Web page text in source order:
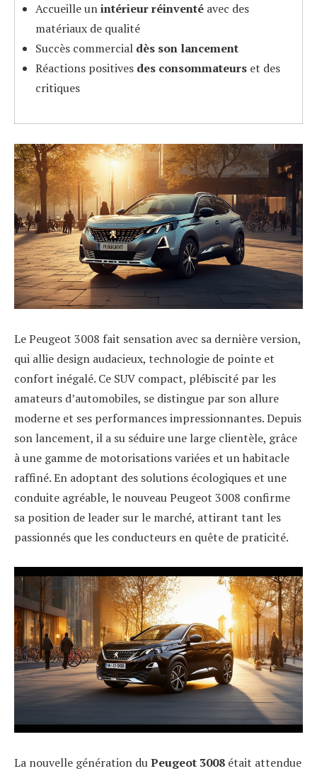
Accueille unintérieur réinventéavec des
matériaux de qualité
Succès commercial dès son lancement
Réactions positives des consommateurset des
critiques
Le Peugeot 3008 fait sensation avec sa dernière version,
qui allie design audacieux, technologie de pointe et
confort inégalé. Ce SUV compact, plébiscité par les
amateurs d’automobiles, se distingue par son allure
moderne et ses performances impressionnantes. Depuis
son lancement, il a su séduire une large clientèle, grâce
à une gamme de motorisations variées et un habitacle
raffiné. En adoptant des solutions écologiques et une
conduite agréable, le nouveau Peugeot 3008 confirme
sa position de leader sur le marché, attirant tant les
passionnés que les conducteurs en quête de praticité.
La nouvelle génération duPeugeot 3008 était attendue